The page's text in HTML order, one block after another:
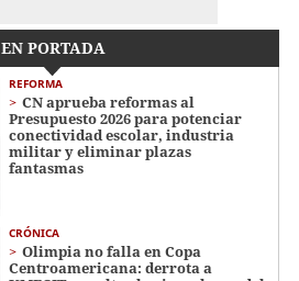
EN PORTADA
REFORMA
CN aprueba reformas al
Presupuesto 2026 para potenciar
conectividad escolar, industria
militar y eliminar plazas
fantasmas
CRÓNICA
Olimpia no falla en Copa
Centroamericana: derrota a